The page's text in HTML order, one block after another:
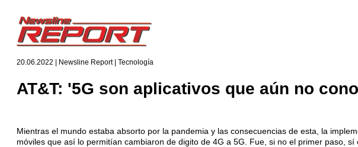
20.06.2022 | Newsline Report | Tecnología
AT&T: '5G son aplicativos que aún no
Mientras el mundo estaba absorto por la pandemia y las consecuencias de esta, la
móviles que así lo permitían cambiaron de digito de 4G a 5G. Fue, si no el primer paso, sí